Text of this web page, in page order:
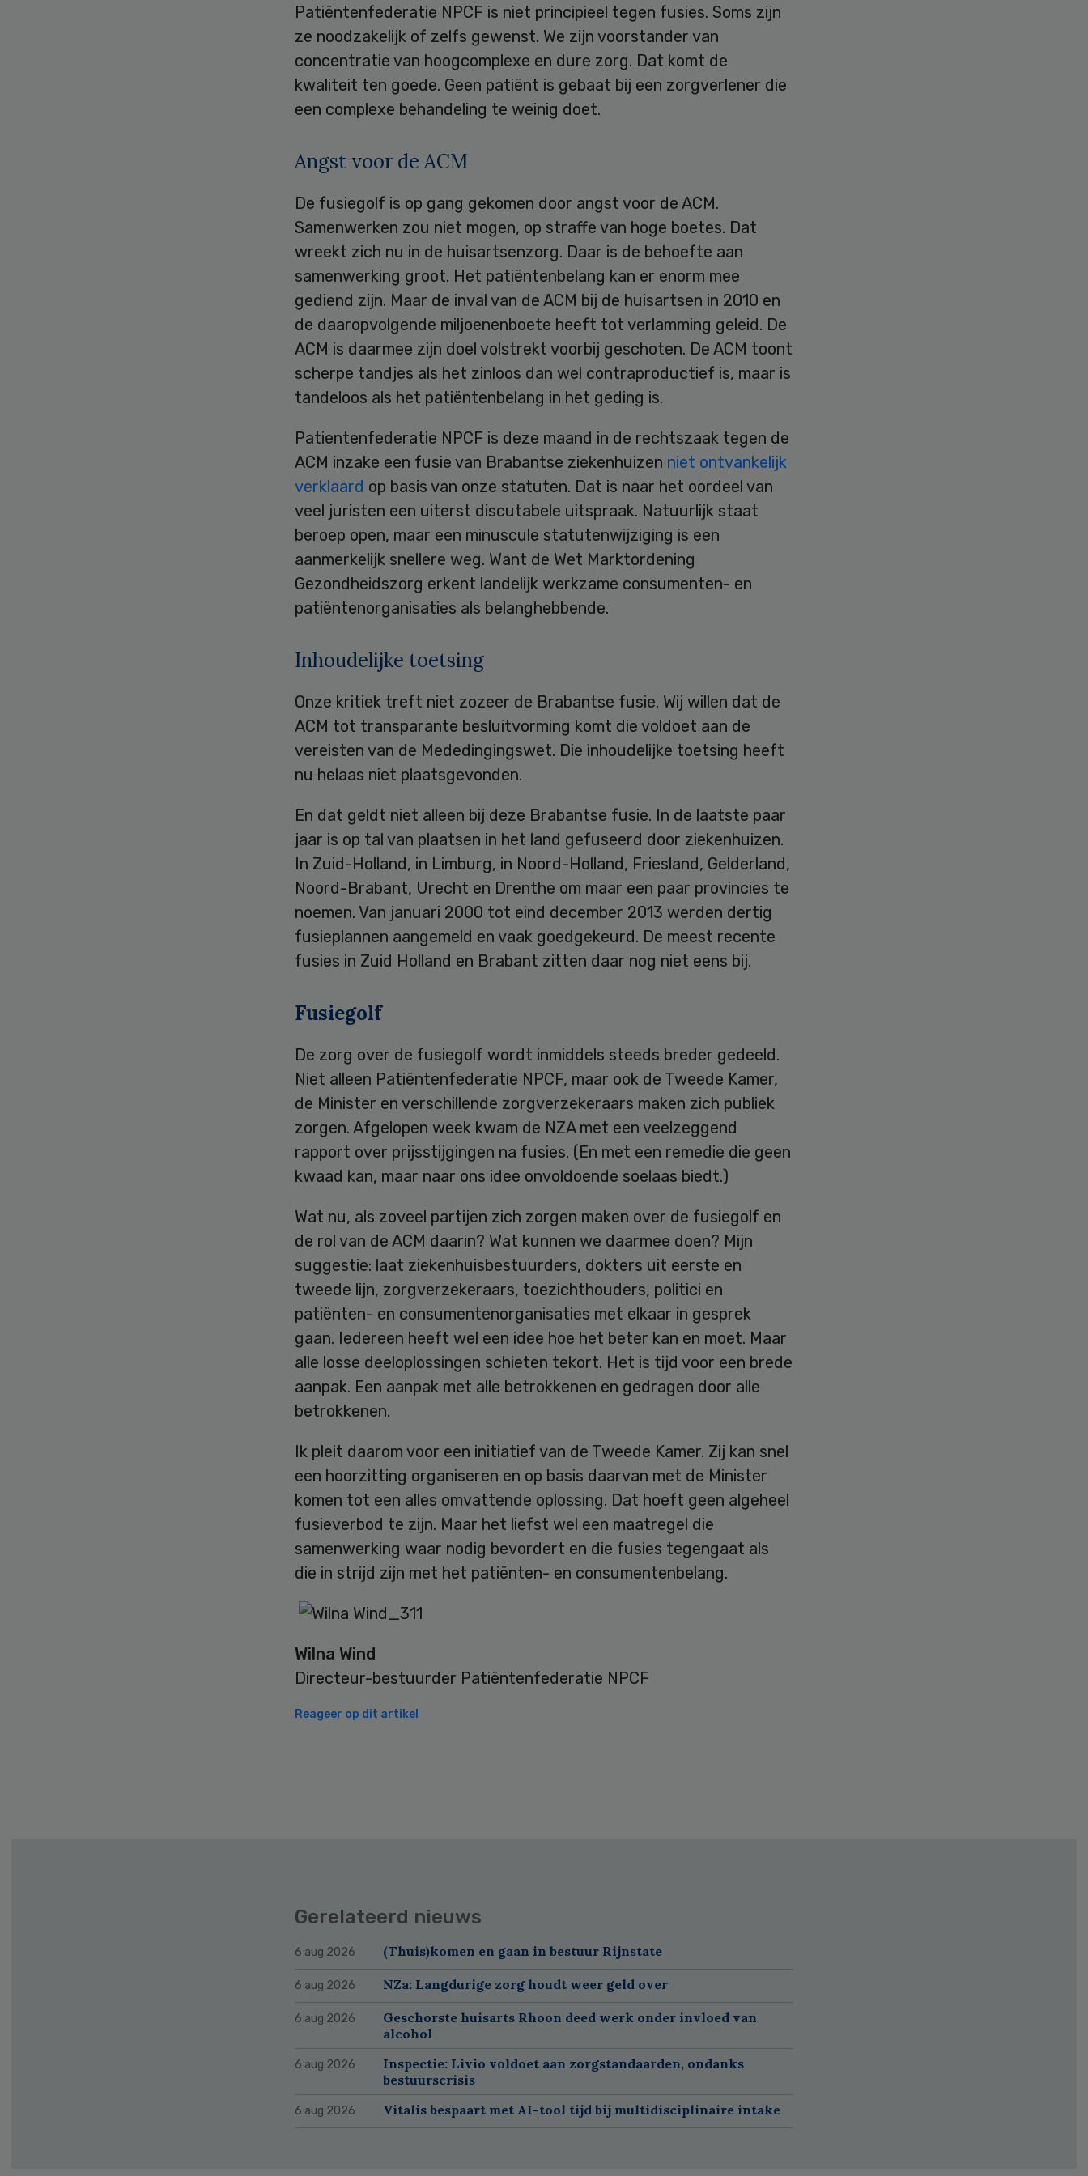
Patiëntenfederatie NPCF is niet principieel tegen fusies. Soms zijn
ze noodzakelijk of zelfs gewenst. We zijn voorstander van
concentratie van hoogcomplexe en dure zorg. Dat komt de
kwaliteit ten goede. Geen patiënt is gebaat bij een zorgverlener die
een complexe behandeling te weinig doet.
Angst voor de ACM
De fusiegolf is op gang gekomen door angst voor de ACM.
Samenwerken zou niet mogen, op straffe van hoge boetes. Dat
wreekt zich nu in de huisartsenzorg. Daar is de behoefte aan
samenwerking groot. Het patiëntenbelang kan er enorm mee
gediend zijn. Maar de inval van de ACM bij de huisartsen in 2010 en
de daaropvolgende miljoenenboete heeft tot verlamming geleid. De
ACM is daarmee zijn doel volstrekt voorbij geschoten. De ACM toont
scherpe tandjes als het zinloos dan wel contraproductief is, maar is
tandeloos als het patiëntenbelang in het geding is.
Patientenfederatie NPCF is deze maand in de rechtszaak tegen de
ACM inzake een fusie van Brabantse ziekenhuizen niet ontvankelijk
verklaard op basis van onze statuten. Dat is naar het oordeel van
veel juristen een uiterst discutabele uitspraak. Natuurlijk staat
beroep open, maar een minuscule statutenwijziging is een
aanmerkelijk snellere weg. Want de Wet Marktordening
Gezondheidszorg erkent landelijk werkzame consumenten- en
patiëntenorganisaties als belanghebbende.
Inhoudelijke toetsing
Onze kritiek treft niet zozeer de Brabantse fusie. Wij willen dat de
ACM tot transparante besluitvorming komt die voldoet aan de
vereisten van de Mededingingswet. Die inhoudelijke toetsing heeft
nu helaas niet plaatsgevonden.
En dat geldt niet alleen bij deze Brabantse fusie. In de laatste paar
jaar is op tal van plaatsen in het land gefuseerd door ziekenhuizen.
In Zuid-Holland, in Limburg, in Noord-Holland, Friesland, Gelderland,
Noord-Brabant, Urecht en Drenthe om maar een paar provincies te
noemen. Van januari 2000 tot eind december 2013 werden dertig
fusieplannen aangemeld en vaak goedgekeurd. De meest recente
fusies in Zuid Holland en Brabant zitten daar nog niet eens bij.
Fusiegolf
De zorg over de fusiegolf wordt inmiddels steeds breder gedeeld.
Niet alleen Patiëntenfederatie NPCF, maar ook de Tweede Kamer,
de Minister en verschillende zorgverzekeraars maken zich publiek
zorgen. Afgelopen week kwam de NZA met een veelzeggend
rapport over prijsstijgingen na fusies. (En met een remedie die geen
kwaad kan, maar naar ons idee onvoldoende soelaas biedt.)
Wat nu, als zoveel partijen zich zorgen maken over de fusiegolf en
de rol van de ACM daarin? Wat kunnen we daarmee doen? Mijn
suggestie: laat ziekenhuisbestuurders, dokters uit eerste en
tweede lijn, zorgverzekeraars, toezichthouders, politici en
patiënten- en consumentenorganisaties met elkaar in gesprek
gaan. Iedereen heeft wel een idee hoe het beter kan en moet. Maar
alle losse deeloplossingen schieten tekort. Het is tijd voor een brede
aanpak. Een aanpak met alle betrokkenen en gedragen door alle
betrokkenen.
Ik pleit daarom voor een initiatief van de Tweede Kamer. Zij kan snel
een hoorzitting organiseren en op basis daarvan met de Minister
komen tot een alles omvattende oplossing. Dat hoeft geen algeheel
fusieverbod te zijn. Maar het liefst wel een maatregel die
samenwerking waar nodig bevordert en die fusies tegengaat als
die in strijd zijn met het patiënten- en consumentenbelang.
Wilna Wind
Directeur-bestuurder Patiëntenfederatie NPCF
Reageer op dit artikel
Gerelateerd nieuws
6 aug 2026 (Thuis)komen en gaan in bestuur Rijnstate
6 aug 2026 NZa: Langdurige zorg houdt weer geld over
6 aug 2026
Geschorste huisarts Rhoon deed werk onder invloed van
alcohol
6 aug 2026
Inspectie: Livio voldoet aan zorgstandaarden, ondanks
bestuurscrisis
6 aug 2026 Vitalis bespaart met AI-tool tijd bij multidisciplinaire intake